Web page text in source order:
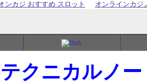
ンカジ おすすめ スロット オンラインカジ
クニカルノー